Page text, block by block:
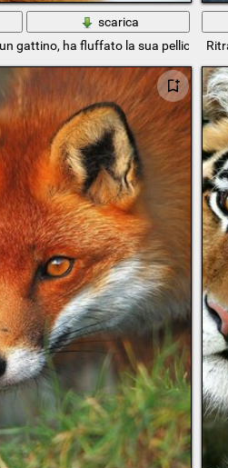
scarica
gattino, ha fluffato la sua pelliccia;